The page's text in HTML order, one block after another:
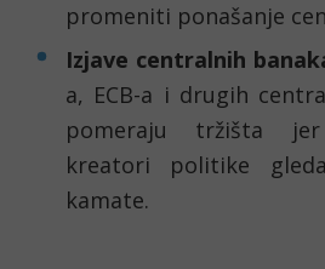
promeniti ponašanje
Izjave centralnih
a, ECB-a i drugih
pomeraju tržišta
kreatori politike
kamate.